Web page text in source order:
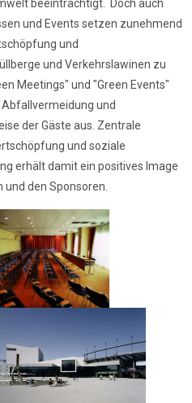
beeinträchtigt. Doch auch
und Events setzen zunehmend
und
und Verkehrslawinen zu
Meetings" und "Green Events"
und
der Gäste aus. Zentrale
und soziale
erhält damit ein positives Image
und den Sponsoren.